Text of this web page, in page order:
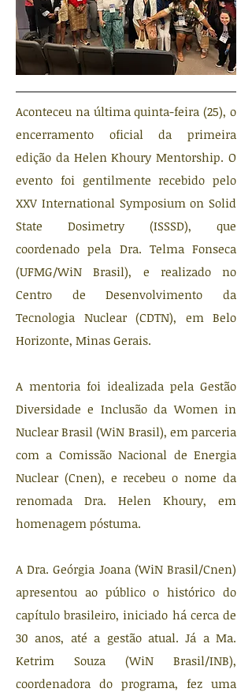
Aconteceu na última quinta-feira (25), o
encerramento oficial da primeira
edição da Helen Khoury Mentorship. O
evento foi gentilmente recebido pelo
XXV International Symposium on Solid
State Dosimetry (ISSSD), que
coordenado pela Dra. Telma Fonseca
(UFMG/WiN Brasil), e realizado no
Centro de Desenvolvimento da
Tecnologia Nuclear (CDTN), em Belo
Horizonte, Minas Gerais.
A mentoria foi idealizada pela Gestão
Diversidade e Inclusão da Women in
Nuclear Brasil (WiN Brasil), em parceria
com a Comissão Nacional de Energia
Nuclear (Cnen), e recebeu o nome da
renomada Dra. Helen Khoury, em
homenagem póstuma.
A Dra. Geórgia Joana (WiN Brasil/Cnen)
apresentou ao público o histórico do
capítulo brasileiro, iniciado há cerca de
30 anos, até a gestão atual. Já a Ma.
Ketrim Souza (WiN Brasil/INB),
coordenadora do programa, fez uma